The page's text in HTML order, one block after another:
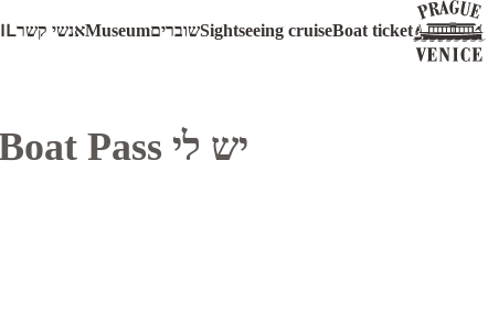
Boat ticket
Sightseeing cruiseשובריםMuseumאנשי קשרIL